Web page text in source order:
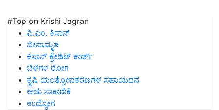
#Top on Krishi Jagran
ಪಿ.ಎಂ. ಕಿಸಾನ್
ಜೀವಾಮೃತ
ಕಿಸಾನ್ ಕ್ರೇಡಿಟ್ ಕಾರ್ಡ್
ಬೆಳೆಗಳ ರೋಗ
ಕೃಷಿ ಯಂತ್ರೋಪಕರಣಗಳ ಸಹಾಯಧನ
ಆಡು ಸಾಕಾಣಿಕೆ
ಉದ್ಯೋಗ